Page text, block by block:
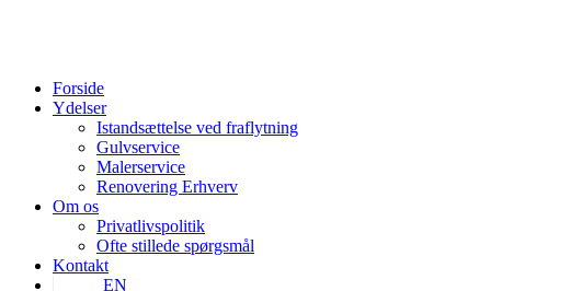
Forside
Ydelser
Istandsættelse ved fraflytning
Gulvservice
Malerservice
Renovering Erhverv
Om os
Privatlivspolitik
Ofte stillede spørgsmål
Kontakt
EN